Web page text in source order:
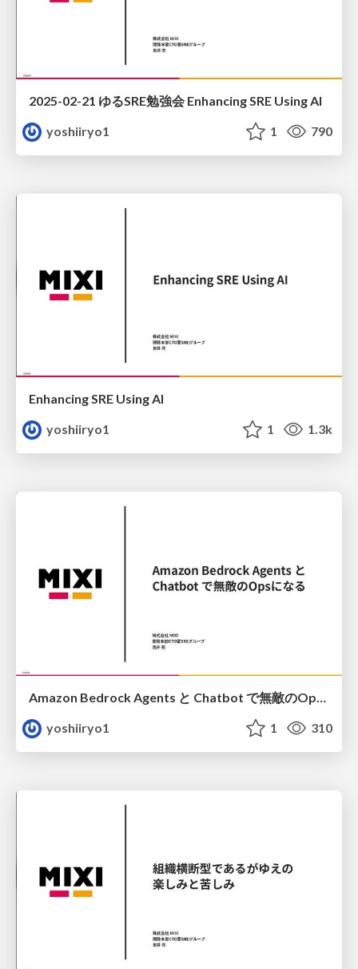
2025-02-21 ゆるSRE勉強会 Enhancing SRE Using AI
yoshiiryo1
1 790
Enhancing SRE Using AI
yoshiiryo1
1 1.3k
Amazon Bedrock Agents と Chatbot で無敵のOpsになる
yoshiiryo1
1 310